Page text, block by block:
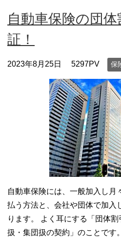
自動車保険の団
証！
2023年8月25日 5297PV 保
自動車保険には、一般加入し月
払う方法と、会社や団体で加入
ります。 よく耳にする「団体
扱・集団扱の契約」のことです